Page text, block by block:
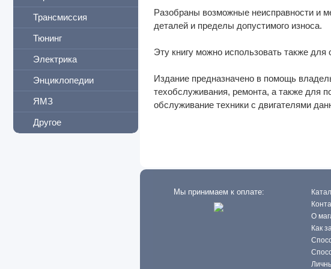
Трансмиссия
Тюнинг
Электрика
Энциклопедии
ЯМЗ
Другое
Разобраны возможные неисправности и
деталей и пределы допустимого износа.
Эту книгу можно использовать также для
Издание предназначено в помощь
техобслуживания, ремонта, а также для
обслуживание техники с двигателями
Мы принимаем к оплате:
О
Как